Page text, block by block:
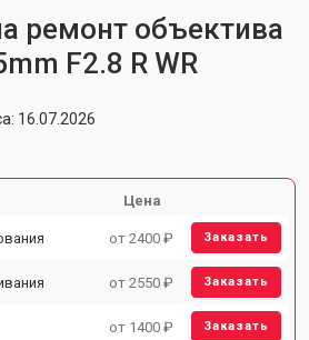
ремонт объектива
F2.8 R WR
16.07.2026
Цена
от 2400 ₽ Заказать
от 2550 ₽ Заказать
от 1400 ₽ Заказать